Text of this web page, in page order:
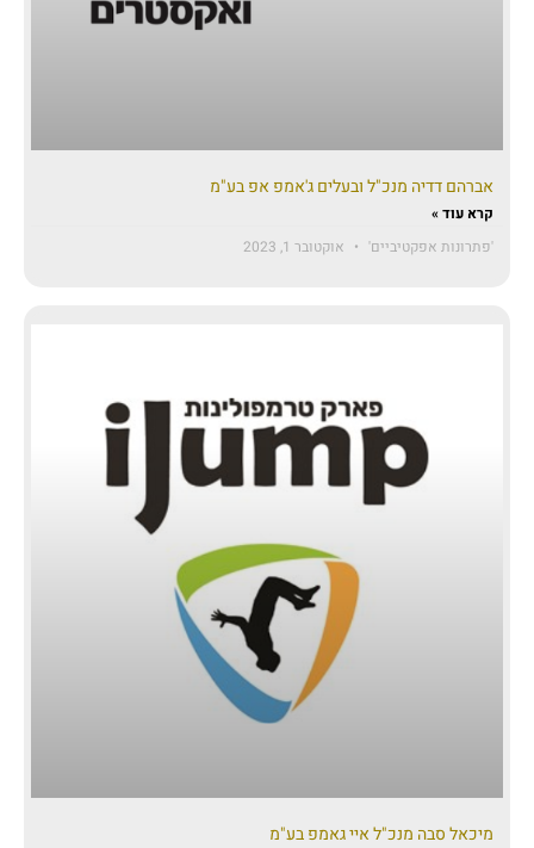
אברהם דדיה מנכ"ל ובעלים ג'אמפ אפ בע"מ
קרא עוד »
'פתרונות אפקטיביים'
אוקטובר 1, 2023
מיכאל סבה מנכ"ל איי גאמפ בע"מ